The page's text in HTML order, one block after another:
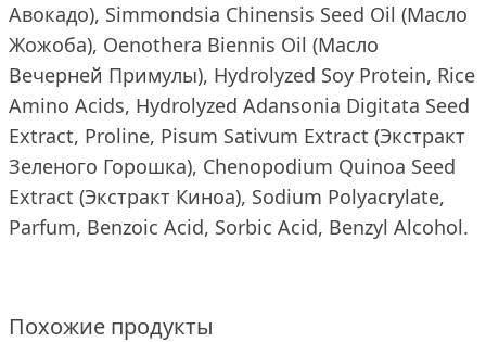
Авокадо), Simmondsia Chinensis Seed Oil (Масло
Жожоба), Oenothera Biennis Oil (Масло
Вечерней Примулы), Hydrolyzed Soy Protein, Rice
Amino Acids, Hydrolyzed Adansonia Digitata Seed
Extract, Proline, Pisum Sativum Extract (Экстракт
Зеленого Горошка), Chenopodium Quinoa Seed
Extract (Экстракт Киноа), Sodium Polyacrylate,
Parfum, Benzoic Acid, Sorbic Acid, Benzyl Alcohol.
Похожие продукты